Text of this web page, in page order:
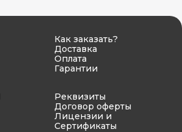
Как заказать?
Доставка
Оплата
Гарантии
Реквизиты
Договор оферты
Лицензии и
Сертификаты